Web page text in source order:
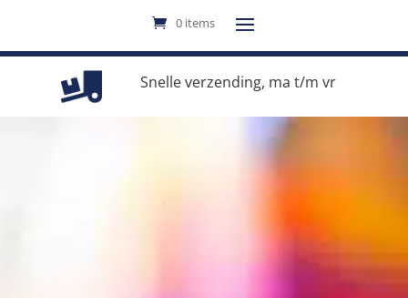
0 items
Snelle verzending, ma t/m vr